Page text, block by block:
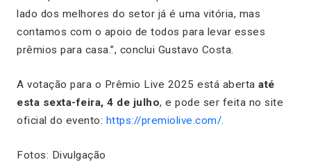
lado dos melhores do setor já é uma vitória, mas
contamos com o apoio de todos para levar esses
prêmios para casa.”, conclui Gustavo Costa.
A votação para o Prêmio Live 2025 está aberta até
esta sexta-feira, 4 de julho, e pode ser feita no site
oficial do evento: https://premiolive.com/.
Fotos: Divulgação